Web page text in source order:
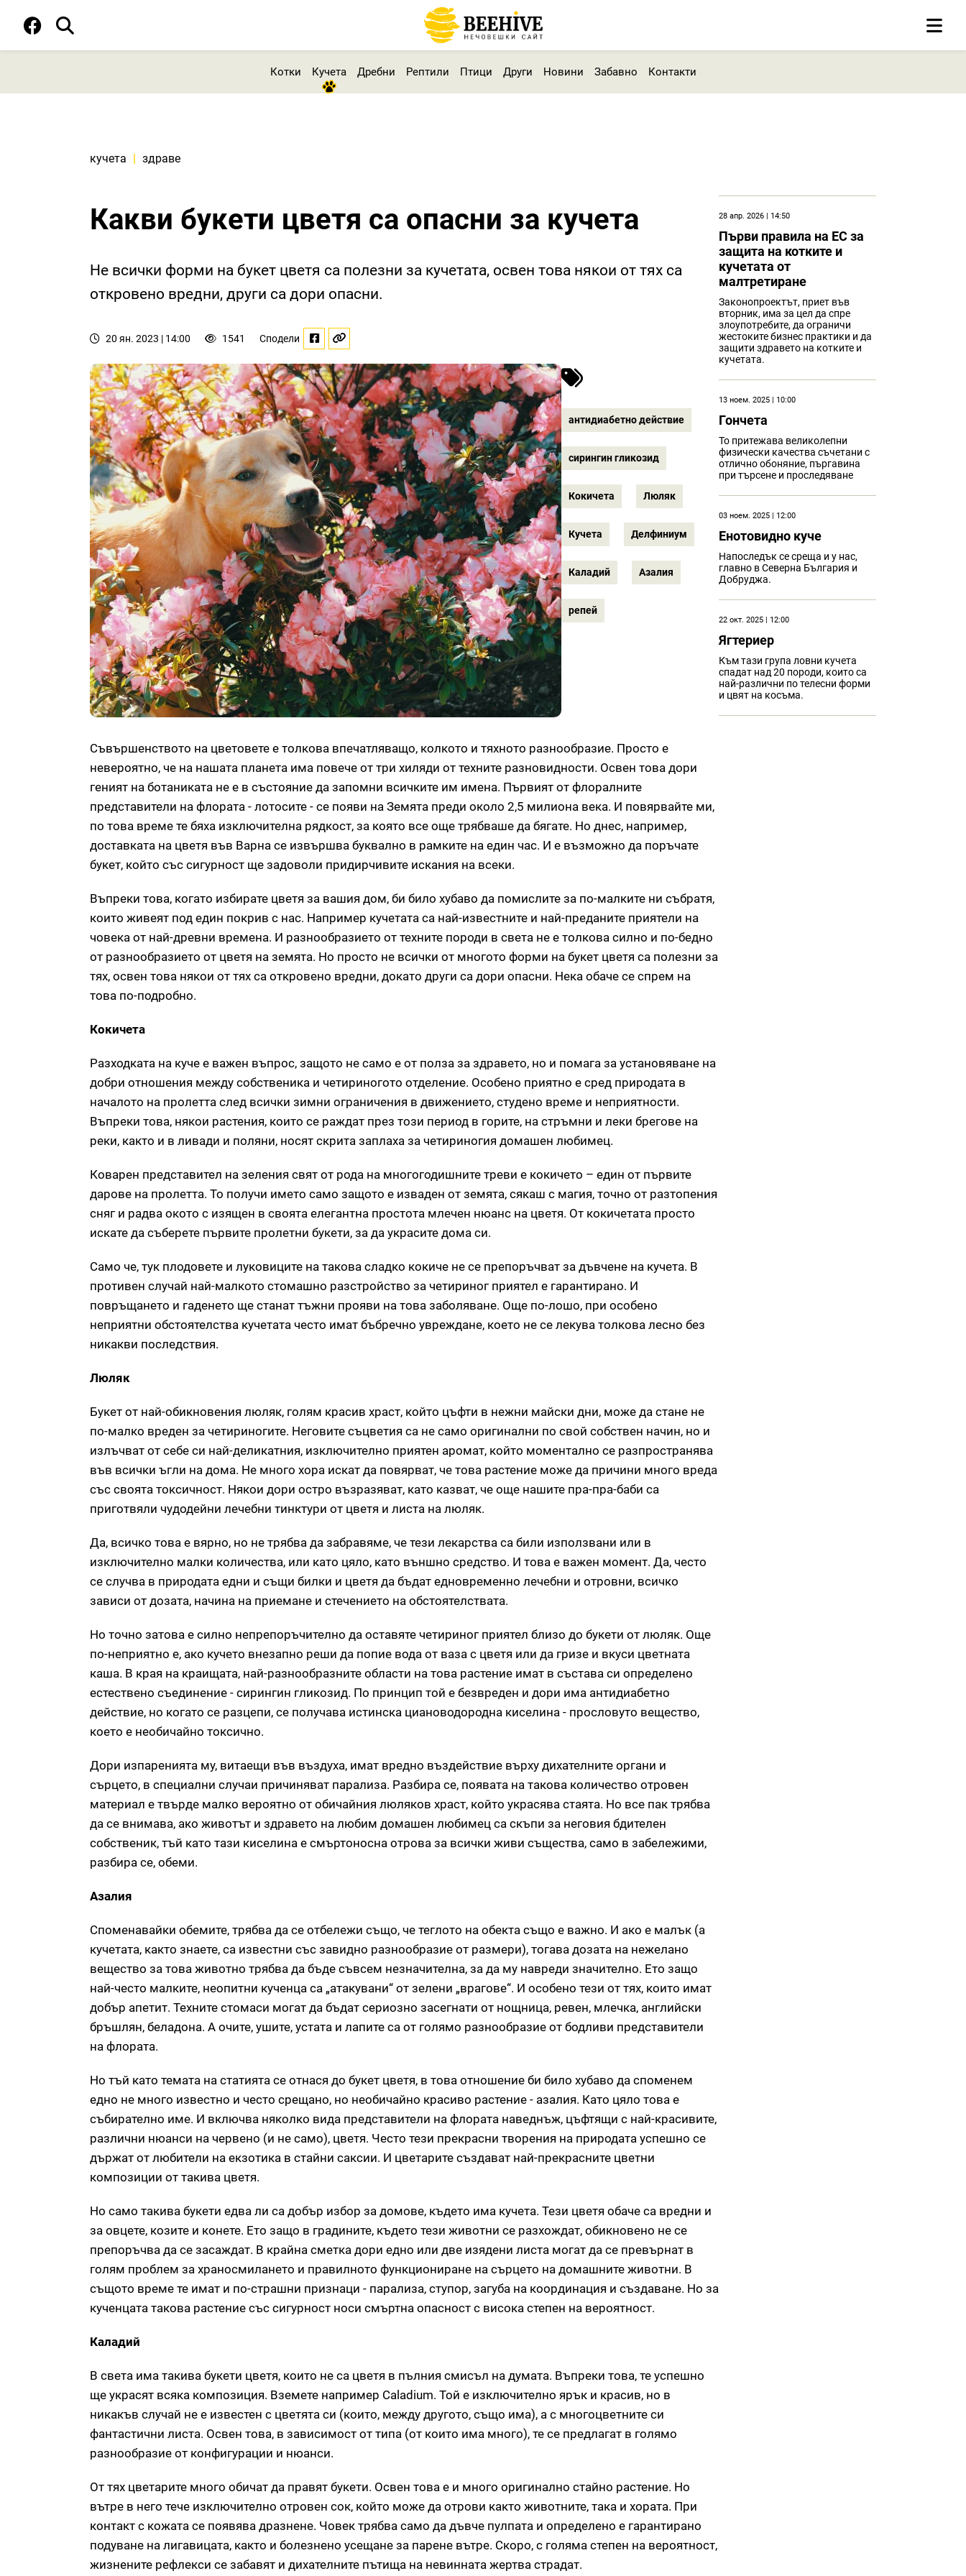
Котки Кучета Дребни Рептили Птици Други Новини Забавно Контакти
кучета | здраве
Какви букети цветя са опасни за кучета
Не всички форми на букет цветя са полезни за кучетата, освен това някои от тях са
откровено вредни, други са дори опасни.
20 ян. 2023 | 14:00 1541 Сподели
антидиабетно действие
сирингин гликозид
Кокичета Люляк
Кучета Делфиниум
Каладий Азалия
репей
Съвършенството на цветовете е толкова впечатляващо, колкото и тяхното разнообразие. Просто е
невероятно, че на нашата планета има повече от три хиляди от техните разновидности. Освен това дори
геният на ботаниката не е в състояние да запомни всичките им имена. Първият от флоралните
представители на флората - лотосите - се появи на Земята преди около 2,5 милиона века. И повярвайте ми,
по това време те бяха изключителна рядкост, за която все още трябваше да бягате. Но днес, например,
доставката на цветя във Варна се извършва буквално в рамките на един час. И е възможно да поръчате
букет, който със сигурност ще задоволи придирчивите искания на всеки.
Въпреки това, когато избирате цветя за вашия дом, би било хубаво да помислите за по-малките ни събратя,
които живеят под един покрив с нас. Например кучетата са най-известните и най-преданите приятели на
човека от най-древни времена. И разнообразието от техните породи в света не е толкова силно и по-бедно
от разнообразието от цветя на земята. Но просто не всички от многото форми на букет цветя са полезни за
тях, освен това някои от тях са откровено вредни, докато други са дори опасни. Нека обаче се спрем на
това по-подробно.
Кокичета
Разходката на куче е важен въпрос, защото не само е от полза за здравето, но и помага за установяване на
добри отношения между собственика и четириногото отделение. Особено приятно е сред природата в
началото на пролетта след всички зимни ограничения в движението, студено време и неприятности.
Въпреки това, някои растения, които се раждат през този период в горите, на стръмни и леки брегове на
реки, както и в ливади и поляни, носят скрита заплаха за четириногия домашен любимец.
Коварен представител на зеления свят от рода на многогодишните треви е кокичето – един от първите
дарове на пролетта. То получи името само защото е изваден от земята, сякаш с магия, точно от разтопения
сняг и радва окото с изящен в своята елегантна простота млечен нюанс на цветя. От кокичетата просто
искате да съберете първите пролетни букети, за да украсите дома си.
Само че, тук плодовете и луковиците на такова сладко кокиче не се препоръчват за дъвчене на кучета. В
противен случай най-малкото стомашно разстройство за четириног приятел е гарантирано. И
повръщането и гаденето ще станат тъжни прояви на това заболяване. Още по-лошо, при особено
неприятни обстоятелства кучетата често имат бъбречно увреждане, което не се лекува толкова лесно без
никакви последствия.
Люляк
Букет от най-обикновения люляк, голям красив храст, който цъфти в нежни майски дни, може да стане не
по-малко вреден за четириногите. Неговите съцветия са не само оригинални по свой собствен начин, но и
излъчват от себе си най-деликатния, изключително приятен аромат, който моментално се разпространява
във всички ъгли на дома. Не много хора искат да повярват, че това растение може да причини много вреда
със своята токсичност. Някои дори остро възразяват, като казват, че още нашите пра-пра-баби са
приготвяли чудодейни лечебни тинктури от цветя и листа на люляк.
Да, всичко това е вярно, но не трябва да забравяме, че тези лекарства са били използвани или в
изключително малки количества, или като цяло, като външно средство. И това е важен момент. Да, често
се случва в природата едни и същи билки и цветя да бъдат едновременно лечебни и отровни, всичко
зависи от дозата, начина на приемане и стечението на обстоятелствата.
Но точно затова е силно непрепоръчително да оставяте четириног приятел близо до букети от люляк. Още
по-неприятно е, ако кучето внезапно реши да попие вода от ваза с цветя или да гризе и вкуси цветната
каша. В края на краищата, най-разнообразните области на това растение имат в състава си определено
естествено съединение - сирингин гликозид. По принцип той е безвреден и дори има антидиабетно
действие, но когато се разцепи, се получава истинска циановодородна киселина - прословуто вещество,
което е необичайно токсично.
Дори изпаренията му, витаещи във въздуха, имат вредно въздействие върху дихателните органи и
сърцето, в специални случаи причиняват парализа. Разбира се, появата на такова количество отровен
материал е твърде малко вероятно от обичайния люляков храст, който украсява стаята. Но все пак трябва
да се внимава, ако животът и здравето на любим домашен любимец са скъпи за неговия бдителен
собственик, тъй като тази киселина е смъртоносна отрова за всички живи същества, само в забележими,
разбира се, обеми.
Азалия
Споменавайки обемите, трябва да се отбележи също, че теглото на обекта също е важно. И ако е малък (а
кучетата, както знаете, са известни със завидно разнообразие от размери), тогава дозата на нежелано
вещество за това животно трябва да бъде съвсем незначителна, за да му навреди значително. Ето защо
най-често малките, неопитни кученца са „атакувани“ от зелени „врагове“. И особено тези от тях, които имат
добър апетит. Техните стомаси могат да бъдат сериозно засегнати от нощница, ревен, млечка, английски
бръшлян, беладона. А очите, ушите, устата и лапите са от голямо разнообразие от бодливи представители
на флората.
Но тъй като темата на статията се отнася до букет цветя, в това отношение би било хубаво да споменем
едно не много известно и често срещано, но необичайно красиво растение - азалия. Като цяло това е
събирателно име. И включва няколко вида представители на флората наведнъж, цъфтящи с най-красивите,
различни нюанси на червено (и не само), цветя. Често тези прекрасни творения на природата успешно се
държат от любители на екзотика в стайни саксии. И цветарите създават най-прекрасните цветни
композиции от такива цветя.
Но само такива букети едва ли са добър избор за домове, където има кучета. Тези цветя обаче са вредни и
за овцете, козите и конете. Ето защо в градините, където тези животни се разхождат, обикновено не се
препоръчва да се засаждат. В крайна сметка дори едно или две изядени листа могат да се превърнат в
голям проблем за храносмилането и правилното функциониране на сърцето на домашните животни. В
същото време те имат и по-страшни признаци - парализа, ступор, загуба на координация и създаване. Но за
кученцата такова растение със сигурност носи смъртна опасност с висока степен на вероятност.
Каладий
В света има такива букети цветя, които не са цветя в пълния смисъл на думата. Въпреки това, те успешно
ще украсят всяка композиция. Вземете например Caladium. Той е изключително ярък и красив, но в
никакъв случай не е известен с цветята си (които, между другото, също има), а с многоцветните си
фантастични листа. Освен това, в зависимост от типа (от които има много), те се предлагат в голямо
разнообразие от конфигурации и нюанси.
От тях цветарите много обичат да правят букети. Освен това е и много оригинално стайно растение. Но
вътре в него тече изключително отровен сок, който може да отрови както животните, така и хората. При
контакт с кожата се появява дразнене. Човек трябва само да дъвче пулпата и определено е гарантирано
подуване на лигавицата, както и болезнено усещане за парене вътре. Скоро, с голяма степен на вероятност,
жизнените рефлекси се забавят и дихателните пътища на невинната жертва страдат.
28 апр. 2026 | 14:50
Първи правила на ЕС за
защита на котките и
кучетата от
малтретиране
Законопроектът, приет във
вторник, има за цел да спре
злоупотребите, да ограничи
жестоките бизнес практики и да
защити здравето на котките и
кучетата.
13 ноем. 2025 | 10:00
Гончета
То притежава великолепни
физически качества съчетани с
отлично обоняние, пъргавина
при търсене и проследяване
03 ноем. 2025 | 12:00
Eнотовидно куче
Напоследък се среща и у нас,
главно в Северна България и
Добруджа.
22 окт. 2025 | 12:00
Ягтериер
Към тази група ловни кучета
спадат над 20 породи, които са
най-различни по телесни форми
и цвят на косъма.